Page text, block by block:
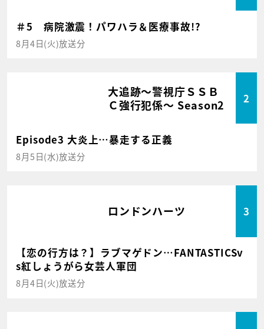
＃5 病院激震！パワハラ＆医療事故!?
8月4日(火)放送分
大追跡～警視庁ＳＳＢ
Ｃ強行犯係～ Season2
2
Episode3 大炎上…暴走する正義
8月5日(水)放送分
ロンドンハーツ 3
【恋の行方は？】ラブマゲドン…FANTASTICSv
s紅しょうがら女芸人軍団
8月4日(火)放送分